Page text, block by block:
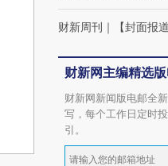
财新周刊 ｜ 【封面报
财新网主编精选
财新网新闻版电邮全
写，每个工作日定时
引。